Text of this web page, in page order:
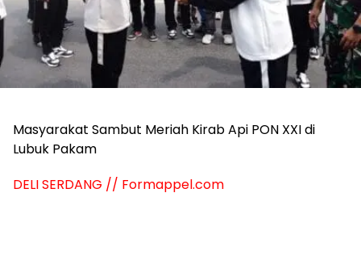
Masyarakat Sambut Meriah Kirab Api PON XXI di
Lubuk Pakam
DELI SERDANG // Formappel.com